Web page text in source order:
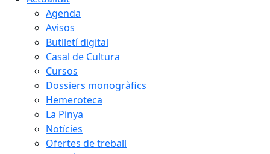
Agenda
Avisos
Butlletí digital
Casal de Cultura
Cursos
Dossiers monogràfics
Hemeroteca
La Pinya
Notícies
Ofertes de treball